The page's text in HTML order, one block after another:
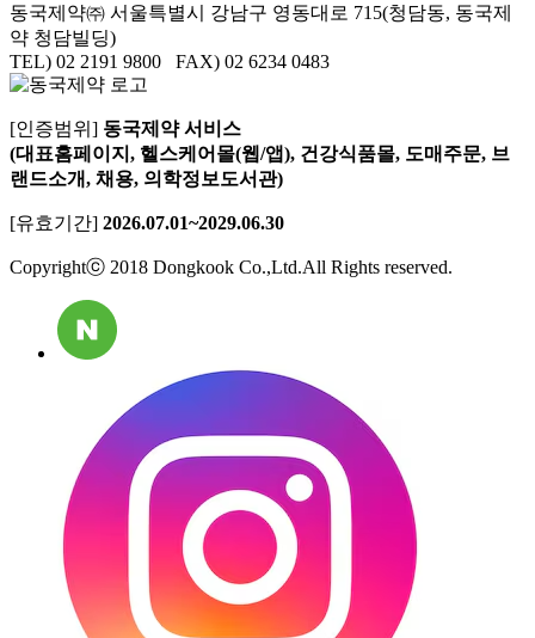
동국제약㈜ 서울특별시 강남구 영동대로 715(청담동, 동국제
약 청담빌딩)
TEL) 02 2191 9800 FAX) 02 6234 0483
[인증범위] 동국제약 서비스
(대표홈페이지, 헬스케어몰(웹/앱), 건강식품몰, 도매주문, 브
랜드소개, 채용, 의학정보도서관)
[유효기간] 2026.07.01~2029.06.30
Copyrightⓒ 2018 Dongkook Co.,Ltd.All Rights reserved.